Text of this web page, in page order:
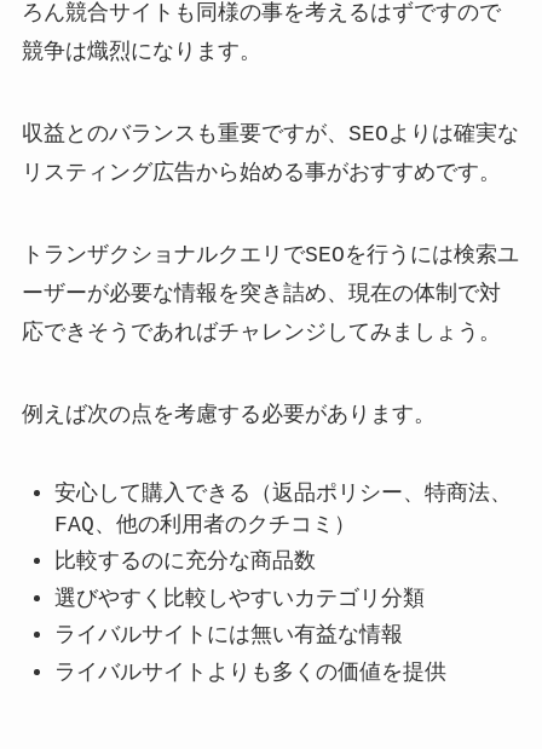
ろん競合サイトも同様の事を考えるはずですので
競争は熾烈になります。
収益とのバランスも重要ですが、SEOよりは確実な
リスティング広告から始める事がおすすめです。
トランザクショナルクエリでSEOを行うには検索ユ
ーザーが必要な情報を突き詰め、現在の体制で対
応できそうであればチャレンジしてみましょう。
例えば次の点を考慮する必要があります。
安心して購入できる（返品ポリシー、特商法、
FAQ、他の利用者のクチコミ）
比較するのに充分な商品数
選びやすく比較しやすいカテゴリ分類
ライバルサイトには無い有益な情報
ライバルサイトよりも多くの価値を提供